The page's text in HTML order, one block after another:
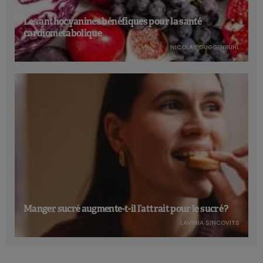
Trouble d’anxiété sociale
Le trouble d’anxiété sociale ou trouble anxieux est
caractérisé par la peur concernant le fait d’être exposé à
certaines situations sociales durant lesquelles on est en
représentation. C’est l’un des troubles anxieux les plus
invalidants. Il concernerait près de 3 % des sujets au cours
d’une année donnée, avec une prévalence à vie d’environ
5%. Ces taux semblent être plus élevés aux États-Unis, et
les hommes sont plus touchés que les femmes. Les
mécanismes sous-jacents restent cependant largement non
élucidés. Compte tenu des interactions entre l’intestin et le
cerveau, le microbiote intestinal est désormais vu comme un
acteur possible capable de réguler à la fois le cerveau et le
comportement. Et de fait, la piste semble se confirmer… En
Les anthocyanines bénéfiques pour la santé
cardiométabolique
NICOLAS GUGGENBÜHL
Manger sucré augmente-t-il l’attrait pour le sucré ?
LAVINIA SINCOVITS